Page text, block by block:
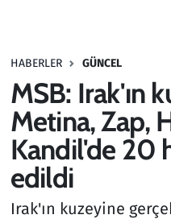
HABERLER GÜNCEL
MSB: Irak'ın
Metina, Zap,
Kandil'de 20
edildi
Irak'ın kuzeyine
Haber
Kültür Sanat
Kurumsal Haberler
Lezzet Durağı